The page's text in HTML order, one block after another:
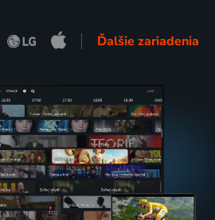
Ďalšie zariadenia